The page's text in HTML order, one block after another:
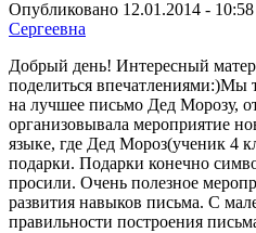
Опубликовано 12.01.2014 -
Сергеевна
Добрый день! Интересный
поделиться впечатлениями:)Мы
на лучшее письмо Дед Морозу,
организовывала мероприятие
языке, где Дед Мороз(ученик 4
подарки. Подарки конечно
просили. Очень полезное
развития навыков письма. С
правильности построения